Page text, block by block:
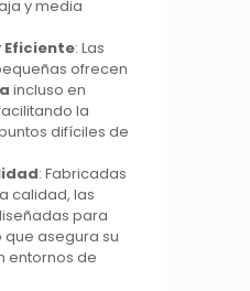
y media
Eficiente: Las
ofrecen
incluso en
la
difíciles de
: Fabricadas
calidad, las
para
que asegura su
entornos de